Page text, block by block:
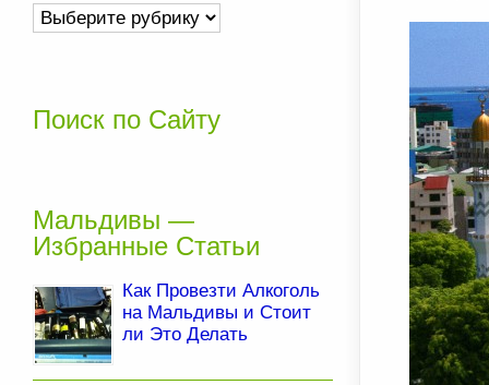
Страны
Поиск по Сайту
Мальдивы —
Избранные Статьи
Как Провезти Алкоголь
на Мальдивы и Стоит
ли Это Делать